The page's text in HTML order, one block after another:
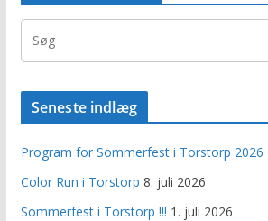
Seneste indlæg
Program for Sommerfest i Torstorp 2026
Color Run i Torstorp 8. juli 2026
Sommerfest i Torstorp !!! 1. juli 2026